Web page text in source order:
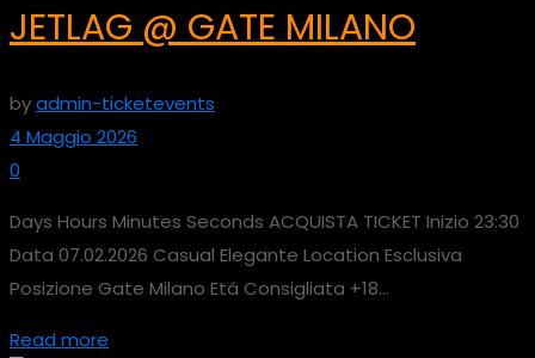
JETLAG @ GATE MILANO
byadmin-ticketevents
4 Maggio 2026
0
Days Hours Minutes Seconds ACQUISTA TICKET Inizio 23:30
Data 07.02.2026 Casual Elegante Location Esclusiva
Posizione Gate Milano Etá Consigliata +18...
Read more